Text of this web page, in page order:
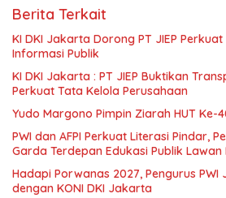
Berita Terkait
KI DKI Jakarta Dorong PT JIEP
Informasi Publik
KI DKI Jakarta : PT JIEP Buktikan
Perkuat Tata Kelola Perusahaan
Yudo Margono Pimpin Ziarah HUT Ke-
PWI dan AFPI Perkuat Literasi Pindar,
Garda Terdepan Edukasi Publik Lawan
Hadapi Porwanas 2027, Pengurus PWI
dengan KONI DKI Jakarta